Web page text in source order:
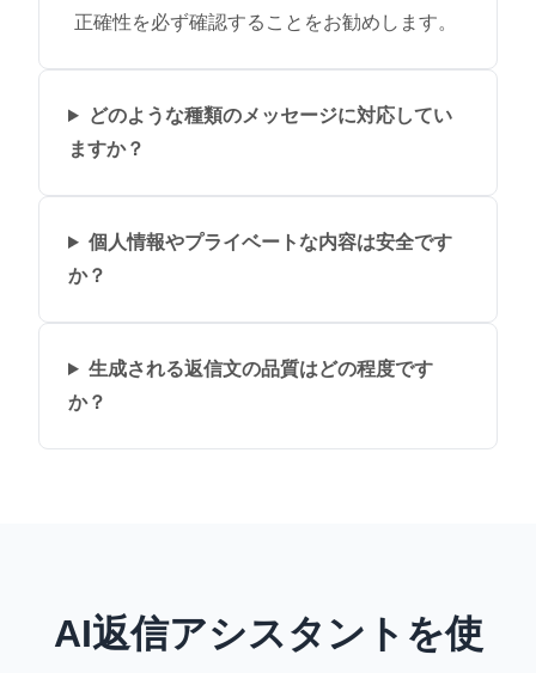
正確性を必ず確認することをお勧めします。
どのような種類のメッセージに対応してい
ますか？
個人情報やプライベートな内容は安全です
か？
生成される返信文の品質はどの程度です
か？
AI返信アシスタントを使